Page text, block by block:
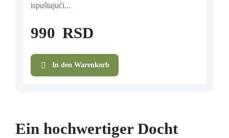
ispuštajući...
990 RSD
In den Warenkorb
Ein hochwertiger Docht